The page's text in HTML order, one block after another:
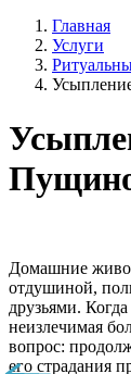
Главная
Услуги
Домашние
отдушиной,
друзьями.
неизлечимая
вопрос:
его страдания